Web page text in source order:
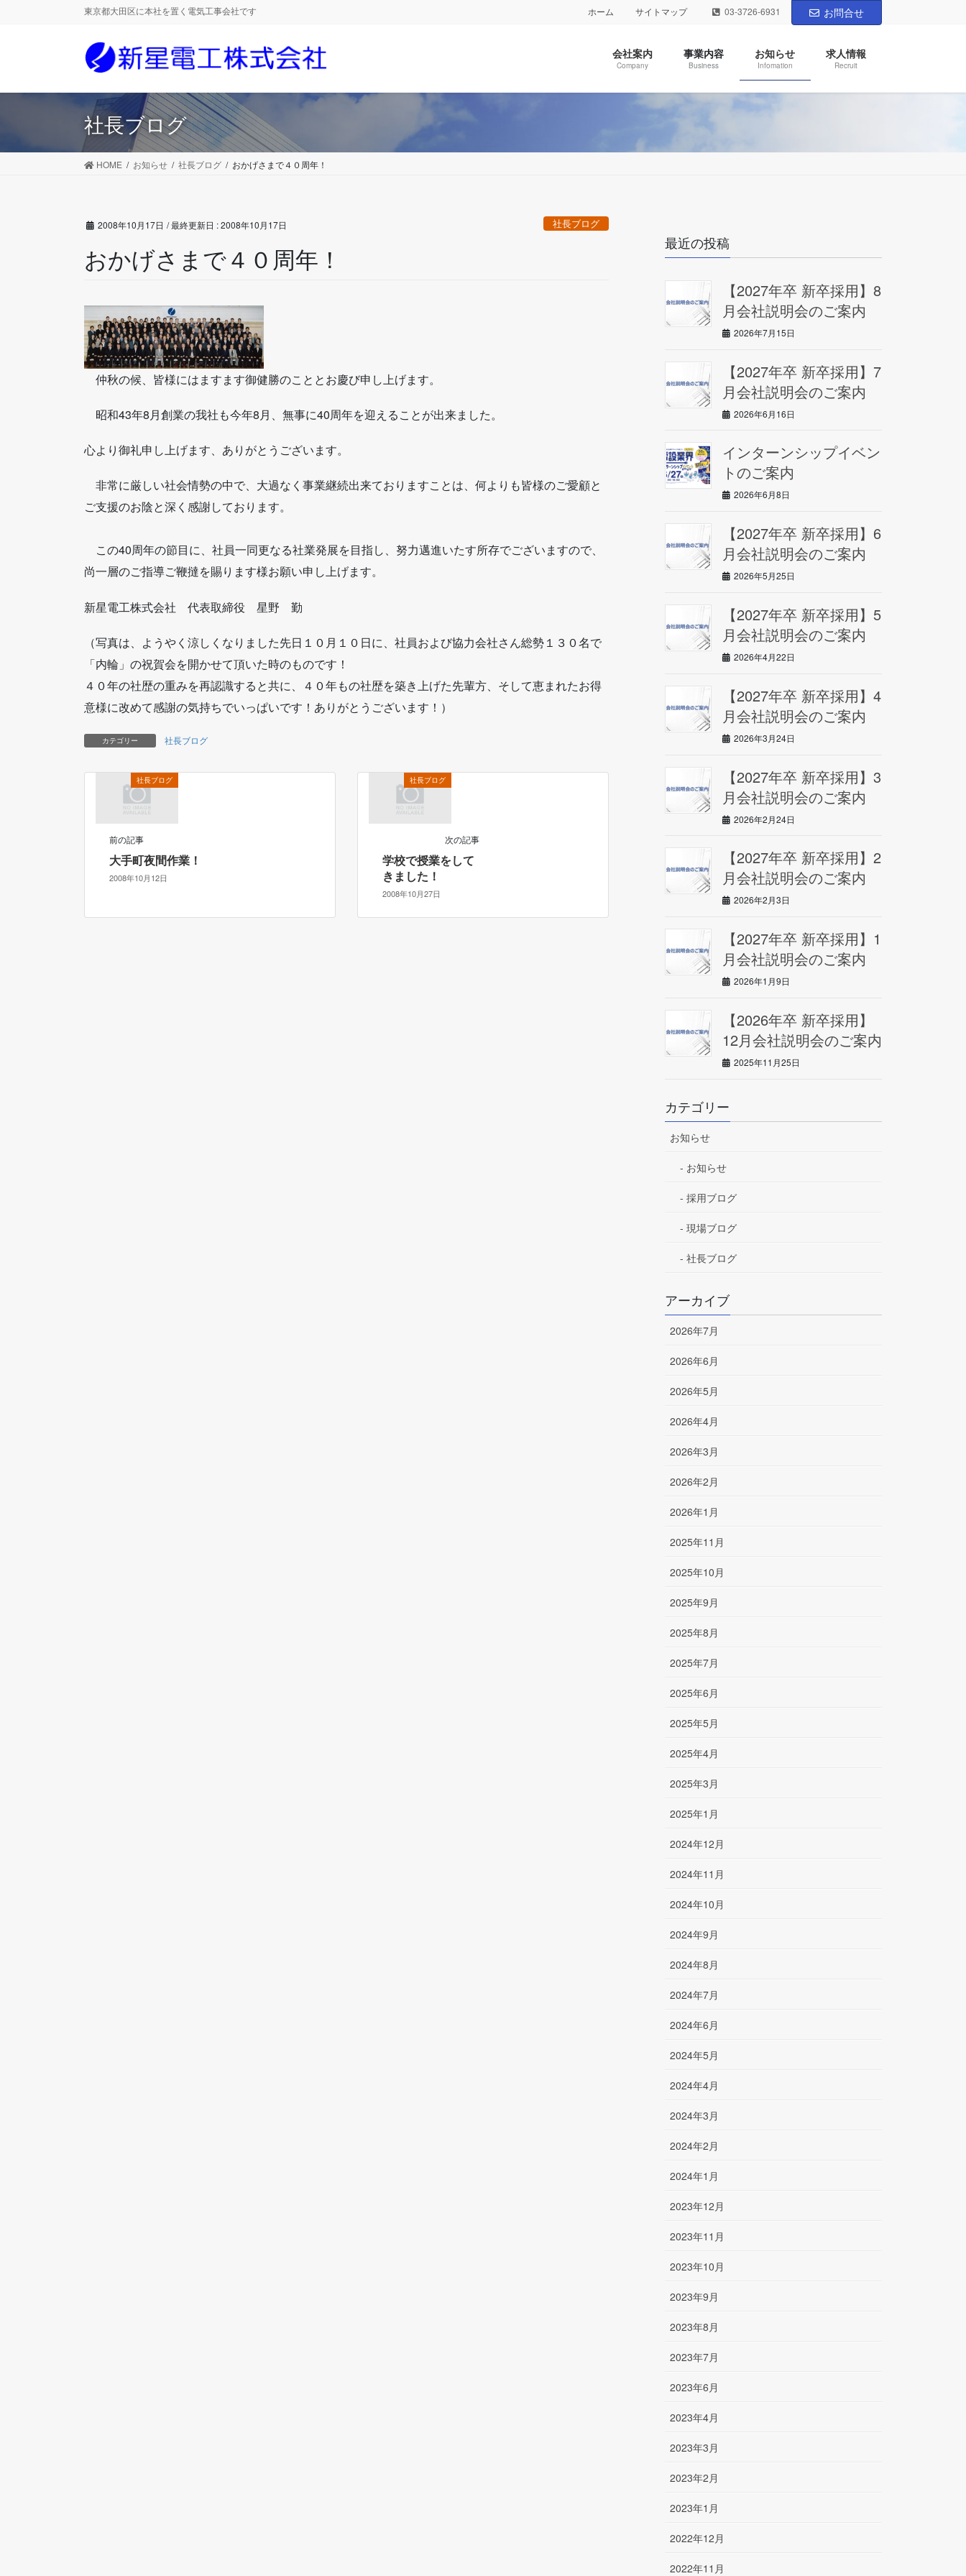
に
ョ
東京都大田区に本社を置く電気工事会社です ホーム サイトマップ 03-3726-6931 お問合せ
会社案内
Company
事業内容
Business
お知らせ
Infomation
求人情報
Recruit
社長ブログ
HOME お知らせ 社長ブログ おかげさまで４０周年！
2008年10月17日 / 最終更新日 :2008年10月17日 社長ブログ
おかげさまで４０周年！
仲秋の候、皆様にはますます御健勝のこととお慶び申し上げます。
昭和43年8月創業の我社も今年8月、無事に40周年を迎えることが出来ました。
心より御礼申し上げます、ありがとうございます。
非常に厳しい社会情勢の中で、大過なく事業継続出来ておりますことは、何よりも皆様のご愛顧と
ご支援のお陰と深く感謝しております。
この40周年の節目に、社員一同更なる社業発展を目指し、努力邁進いたす所存でございますので、
尚一層のご指導ご鞭撻を賜ります様お願い申し上げます。
新星電工株式会社 代表取締役 星野 勤
（写真は、ようやく涼しくなりました先日１０月１０日に、社員および協力会社さん総勢１３０名で
「内輪」の祝賀会を開かせて頂いた時のものです！
４０年の社歴の重みを再認識すると共に、４０年もの社歴を築き上げた先輩方、そして恵まれたお得
意様に改めて感謝の気持ちでいっぱいです！ありがとうございます！）
カテゴリー 社長ブログ
社長ブログ
前の記事
大手町夜間作業！
2008年10月12日
社長ブログ
次の記事
学校で授業をして
きました！
2008年10月27日
最近の投稿
【2027年卒 新卒採用】8
月会社説明会のご案内
2026年7月15日
【2027年卒 新卒採用】7
月会社説明会のご案内
2026年6月16日
インターンシップイベン
トのご案内
2026年6月8日
【2027年卒 新卒採用】6
月会社説明会のご案内
2026年5月25日
【2027年卒 新卒採用】5
月会社説明会のご案内
2026年4月22日
【2027年卒 新卒採用】4
月会社説明会のご案内
2026年3月24日
【2027年卒 新卒採用】3
月会社説明会のご案内
2026年2月24日
【2027年卒 新卒採用】2
月会社説明会のご案内
2026年2月3日
【2027年卒 新卒採用】1
月会社説明会のご案内
2026年1月9日
【2026年卒 新卒採用】
12月会社説明会のご案内
2025年11月25日
カテゴリー
お知らせ
お知らせ
採用ブログ
現場ブログ
社長ブログ
アーカイブ
2026年7月
2026年6月
2026年5月
2026年4月
2026年3月
2026年2月
2026年1月
2025年11月
2025年10月
2025年9月
2025年8月
2025年7月
2025年6月
2025年5月
2025年4月
2025年3月
2025年1月
2024年12月
2024年11月
2024年10月
2024年9月
2024年8月
2024年7月
2024年6月
2024年5月
2024年4月
2024年3月
2024年2月
2024年1月
2023年12月
2023年11月
2023年10月
2023年9月
2023年8月
2023年7月
2023年6月
2023年4月
2023年3月
2023年2月
2023年1月
2022年12月
2022年11月